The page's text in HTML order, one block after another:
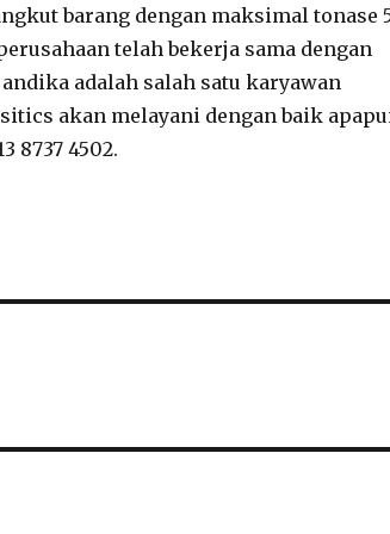
barang dengan maksimal tonase
telah bekerja sama dengan
adalah salah satu karyawan
akan melayani dengan baik
8737 4502.